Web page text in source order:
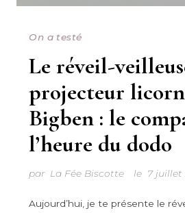
On a testé
Le réveil-
projecteur
Bigben : le
l’heure du dodo
par La Fée Biscotte le 7 juillet
Aujourd’hui, je te présente le